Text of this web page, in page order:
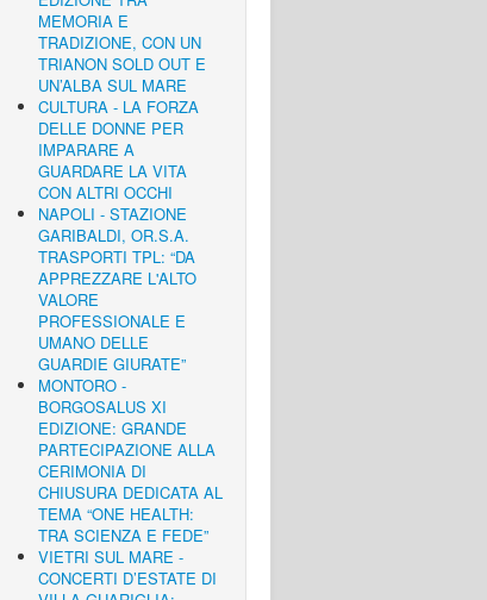
MEMORIA E
TRADIZIONE, CON UN
TRIANON SOLD OUT E
UN’ALBA SUL MARE
CULTURA - LA FORZA
DELLE DONNE PER
IMPARARE A
GUARDARE LA VITA
CON ALTRI OCCHI
NAPOLI - STAZIONE
GARIBALDI, OR.S.A.
TRASPORTI TPL: “DA
APPREZZARE L'ALTO
VALORE
PROFESSIONALE E
UMANO DELLE
GUARDIE GIURATE”
MONTORO -
BORGOSALUS XI
EDIZIONE: GRANDE
PARTECIPAZIONE ALLA
CERIMONIA DI
CHIUSURA DEDICATA AL
TEMA “ONE HEALTH:
TRA SCIENZA E FEDE”
VIETRI SUL MARE -
CONCERTI D’ESTATE DI